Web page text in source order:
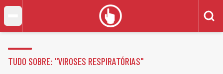
TUDO SOBRE: "VIROSES RESPIRATÓRIAS"